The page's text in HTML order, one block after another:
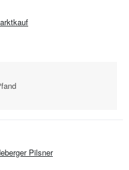
Pilsner